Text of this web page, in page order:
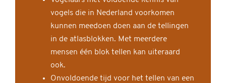
vogels die in Nederland voorkomen
kunnen meedoen doen aan de tellingen
in de atlasblokken. Met meerdere
mensen één blok tellen kan uiteraard
ook.
Onvoldoende tijd voor het tellen van een